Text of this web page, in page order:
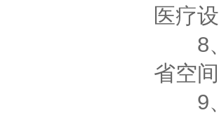
医疗
8、
省空
9、